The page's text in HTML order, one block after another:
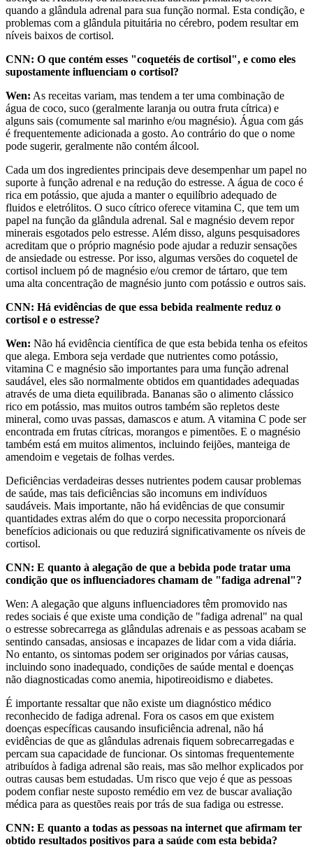
quando a glândula adrenal para sua função normal. Esta condição, e
problemas com a glândula pituitária no cérebro, podem resultar em
níveis baixos de cortisol.
CNN: O que contém esses "coquetéis de cortisol", e como eles
supostamente influenciam o cortisol?
Wen: As receitas variam, mas tendem a ter uma combinação de
água de coco, suco (geralmente laranja ou outra fruta cítrica) e
alguns sais (comumente sal marinho e/ou magnésio). Água com gás
é frequentemente adicionada a gosto. Ao contrário do que o nome
pode sugerir, geralmente não contém álcool.
Cada um dos ingredientes principais deve desempenhar um papel no
suporte à função adrenal e na redução do estresse. A água de coco é
rica em potássio, que ajuda a manter o equilíbrio adequado de
fluidos e eletrólitos. O suco cítrico oferece vitamina C, que tem um
papel na função da glândula adrenal. Sal e magnésio devem repor
minerais esgotados pelo estresse. Além disso, alguns pesquisadores
acreditam que o próprio magnésio pode ajudar a reduzir sensações
de ansiedade ou estresse. Por isso, algumas versões do coquetel de
cortisol incluem pó de magnésio e/ou cremor de tártaro, que tem
uma alta concentração de magnésio junto com potássio e outros sais.
CNN: Há evidências de que essa bebida realmente reduz o
cortisol e o estresse?
Wen: Não há evidência científica de que esta bebida tenha os efeitos
que alega. Embora seja verdade que nutrientes como potássio,
vitamina C e magnésio são importantes para uma função adrenal
saudável, eles são normalmente obtidos em quantidades adequadas
através de uma dieta equilibrada. Bananas são o alimento clássico
rico em potássio, mas muitos outros também são repletos deste
mineral, como uvas passas, damascos e atum. A vitamina C pode ser
encontrada em frutas cítricas, morangos e pimentões. E o magnésio
também está em muitos alimentos, incluindo feijões, manteiga de
amendoim e vegetais de folhas verdes.
Deficiências verdadeiras desses nutrientes podem causar problemas
de saúde, mas tais deficiências são incomuns em indivíduos
saudáveis. Mais importante, não há evidências de que consumir
quantidades extras além do que o corpo necessita proporcionará
benefícios adicionais ou que reduzirá significativamente os níveis de
cortisol.
CNN: E quanto à alegação de que a bebida pode tratar uma
condição que os influenciadores chamam de "fadiga adrenal"?
Wen: A alegação que alguns influenciadores têm promovido nas
redes sociais é que existe uma condição de "fadiga adrenal" na qual
o estresse sobrecarrega as glândulas adrenais e as pessoas acabam se
sentindo cansadas, ansiosas e incapazes de lidar com a vida diária.
No entanto, os sintomas podem ser originados por várias causas,
incluindo sono inadequado, condições de saúde mental e doenças
não diagnosticadas como anemia, hipotireoidismo e diabetes.
É importante ressaltar que não existe um diagnóstico médico
reconhecido de fadiga adrenal. Fora os casos em que existem
doenças específicas causando insuficiência adrenal, não há
evidências de que as glândulas adrenais fiquem sobrecarregadas e
percam sua capacidade de funcionar. Os sintomas frequentemente
atribuídos à fadiga adrenal são reais, mas são melhor explicados por
outras causas bem estudadas. Um risco que vejo é que as pessoas
podem confiar neste suposto remédio em vez de buscar avaliação
médica para as questões reais por trás de sua fadiga ou estresse.
CNN: E quanto a todas as pessoas na internet que afirmam ter
obtido resultados positivos para a saúde com esta bebida?